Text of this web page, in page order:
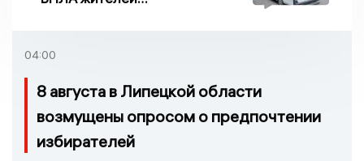
04:00
8 августа в Липецкой области
возмущены опросом о предпочтении
избирателей